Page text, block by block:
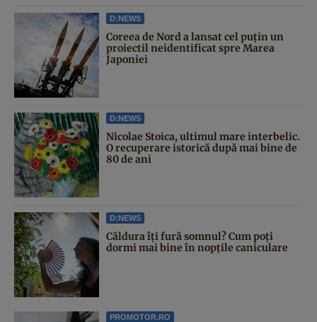
D:NEWS
Coreea de Nord a lansat cel puțin un
proiectil neidentificat spre Marea
Japoniei
D:NEWS
Nicolae Stoica, ultimul mare interbelic.
O recuperare istorică după mai bine de
80 de ani
D:NEWS
Căldura îți fură somnul? Cum poți
dormi mai bine în nopțile caniculare
PROMOTOR.RO